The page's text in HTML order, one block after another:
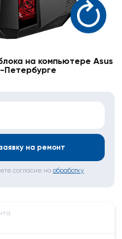
на компьютере Asus
Петербурге
на ремонт
согласие на обработку